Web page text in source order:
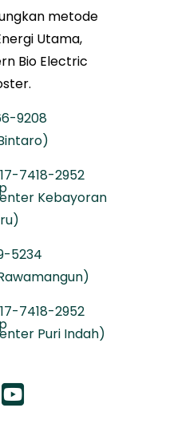
metode
Utama,
Bio Electric
9208
7418-2952
Kebayoran
5234
7418-2952
Puri Indah)